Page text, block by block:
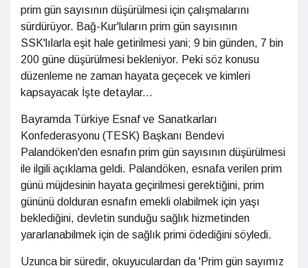
prim gün sayısının düşürülmesi için çalışmalarını
sürdürüyor. Bağ-Kur'luların prim gün sayısının
SSK'lılarla eşit hale getirilmesi yani; 9 bin günden, 7 bin
200 güne düşürülmesi bekleniyor. Peki söz konusu
düzenleme ne zaman hayata geçecek ve kimleri
kapsayacak İşte detaylar...
Bayramda Türkiye Esnaf ve Sanatkarları
Konfederasyonu (TESK) Başkanı Bendevi
Palandöken'den esnafın prim gün sayısının düşürülmesi
ile ilgili açıklama geldi. Palandöken, esnafa verilen prim
günü müjdesinin hayata geçirilmesi gerektiğini, prim
gününü dolduran esnafın emekli olabilmek için yaşı
beklediğini, devletin sunduğu sağlık hizmetinden
yararlanabilmek için de sağlık primi ödediğini söyledi.
Uzunca bir süredir, okuyuculardan da 'Prim gün sayımız